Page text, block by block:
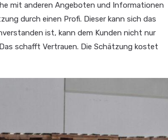
mit anderen Angeboten und Informationen
durch einen Profi. Dieser kann sich das
ist, kann dem Kunden nicht nur
schafft Vertrauen. Die Schätzung kostet